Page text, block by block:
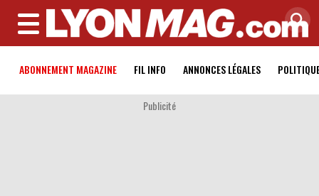
MENU
ABONNEMENT MAGAZINE FIL INFO ANNONCES LÉGALES
Publicité